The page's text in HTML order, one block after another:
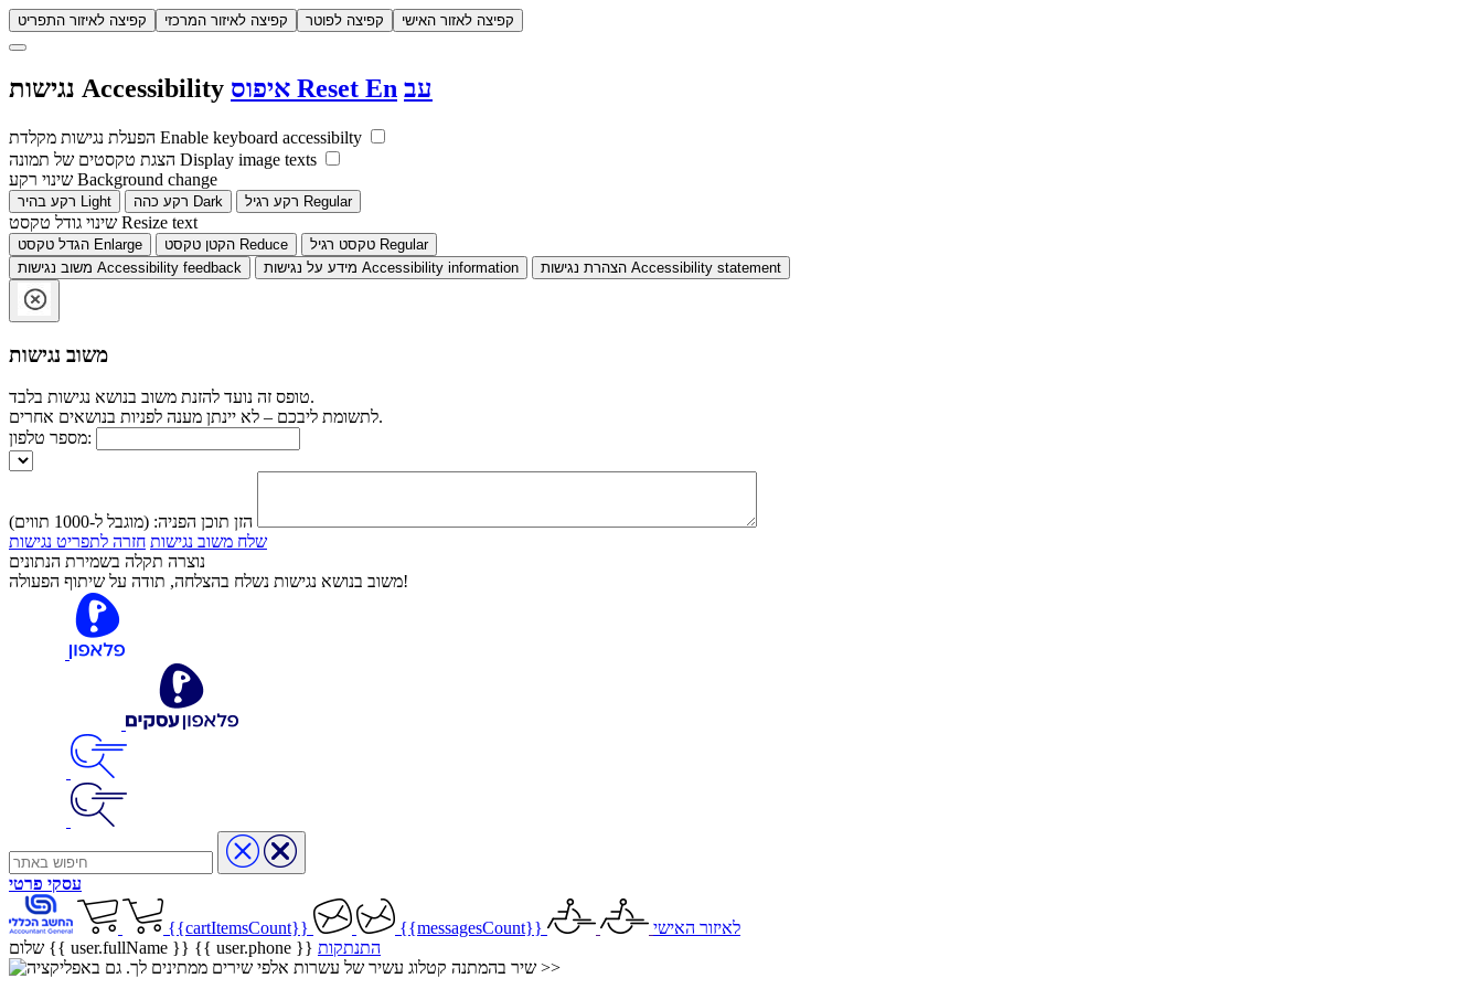
קפיצה לאיזור התפריט קפיצה לאיזור המרכזי קפיצה לפוטר קפיצה לאזור האישי
Accessibility Reset En עב
Enable keyboard accessibilty
Display image texts
Background change
Light Dark Regular
Resize text
Enlarge Reduce
Regular
Accessibility feedback Accessibility information Accessibility statement
משוב נגישות
טופס זה נועד להזנת משוב בנושא נגישות בלבד.
לתשומת ליבכם – לא יינתן מענה לפניות בנושאים אחרים.
מספר טלפון:
הזן תוכן הפניה: (מוגבל ל-1000 תווים)
שלח משוב נגישות חזרה לתפריט נגישות
נוצרה תקלה בשמירת הנתונים
משוב בנושא נגישות נשלח בהצלחה, תודה על שיתוף הפעולה!
עסקי פרטי
{{cartItemsCount}} {{messagesCount}}
לאיזור האישי
שלום {{ user.fullName }} {{ user.phone }} התנתקות